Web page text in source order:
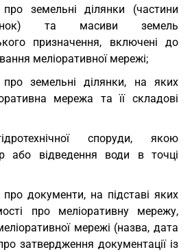
земельні ділянки (частини
та масиви земель
призначення, включені до
меліоративної мережі;
земельні ділянки, на яких
мережа та її складові
споруди, якою
або відведення води в точці
документи, на підставі яких
про меліоративну мережу,
мережі (назва, дата
затвердження документації із